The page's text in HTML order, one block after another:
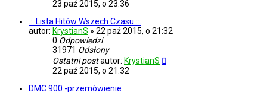
23 paź 2015, o 23:36
.:: Lista Hitów Wszech Czasu ::.
autor: KrystianS » 22 paź 2015, o 21:32
0 Odpowiedzi
31971 Odsłony
Ostatni postautor: KrystianS
22 paź 2015, o 21:32
DMC 900 -przemówienie